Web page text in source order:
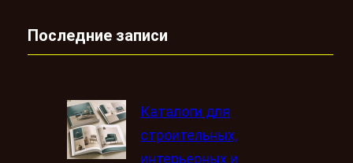
Последние записи
Каталоги для
строительных,
интерьерных и